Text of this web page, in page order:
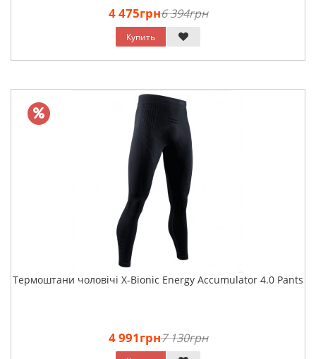
4 475грн6 394грн
Купить
Термоштани чоловічі X-Bionic Energy Accumulator 4.0 Pants
4 991грн7 130грн